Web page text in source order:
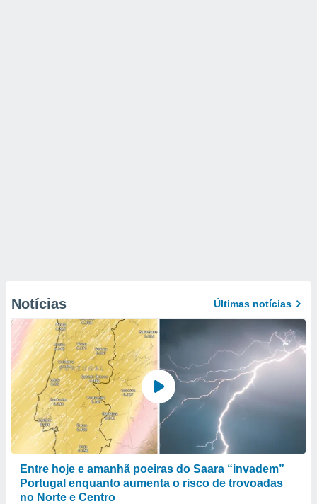
Notícias Últimas notícias
Entre hoje e amanhã poeiras do Saara “invadem”
Portugal enquanto aumenta o risco de trovoadas
no Norte e Centro